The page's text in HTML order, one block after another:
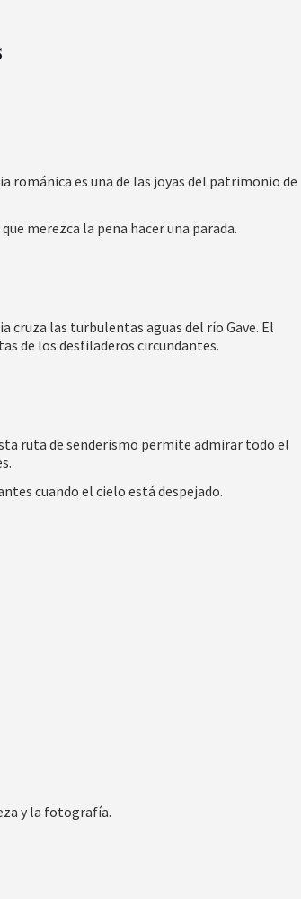
es una de las joyas del patrimonio de
merezca la pena hacer una parada.
cruza las turbulentas aguas del río Gave. El
de los desfiladeros circundantes.
ruta de senderismo permite admirar todo el
cuando el cielo está despejado.
y la fotografía.